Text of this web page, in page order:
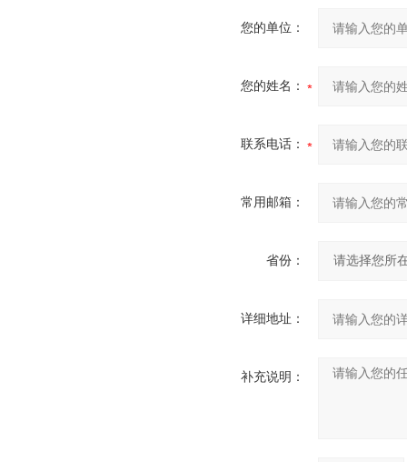
您的单位：
您的姓名：
联系电话：
常用邮箱：
省份：
详细地址：
补充说明：